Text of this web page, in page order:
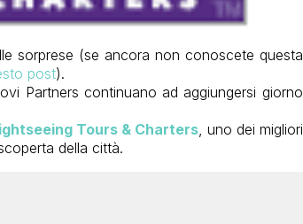
sorprese (se ancora non conoscete questa
post).
Partners continuano ad aggiungersi giorno
Tours & Charters, uno dei migliori
della città.